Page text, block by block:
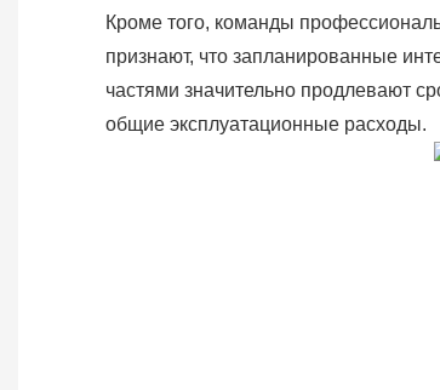
Кроме того, команды
признают, что запланированные
частями значительно продлевают
общие эксплуатационные расходы.